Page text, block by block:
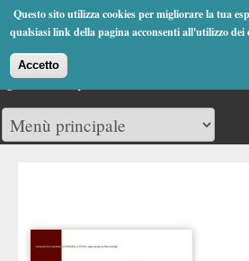
Questo sito utilizza cookies per migliorare la tua
qualsiasi link della pagina acconsenti all'utilizzo dei
Accetto
Jump to Navigation